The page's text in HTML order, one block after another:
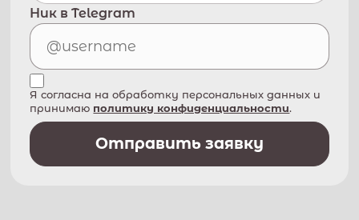
Ник в Telegram
Я согласна на обработку персональных данных и
принимаю политику конфиденциальности.
Отправить заявку